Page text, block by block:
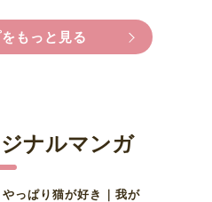
もっと見る
ナルマンガ
やっぱり猫が好き｜我が